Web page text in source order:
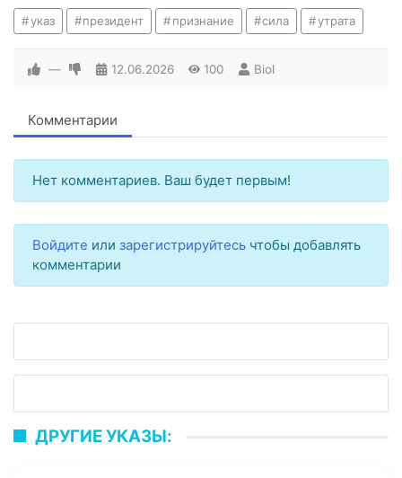
указ президент признание сила утрата
— 12.06.2026 100 Biol
Комментарии
Нет комментариев. Ваш будет первым!
Войдите или зарегистрируйтесь чтобы добавлять
комментарии
ДРУГИЕ УКАЗЫ: